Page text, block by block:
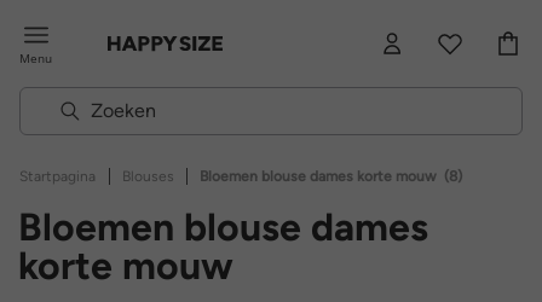
Menu
Startpagina | Blouses | Bloemen blouse dames korte mouw (8)
Bloemen blouse dames
korte mouw